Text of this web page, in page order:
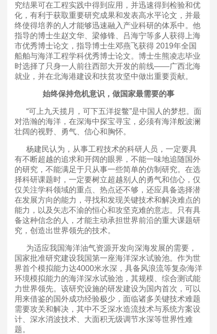
究结果可在工程实践中得到应用，并迅速得到检验和优
化，有利于获取重要研究成果和发表高水平论文，并最
终使得培养的人才能够迅速融入产业科研的体系中。他
指导的博士生赵文华、梁修锋、吕海宁等多人获得上海
市优秀博士论文，指导博士生邓燕飞获得 2019年全国
船舶与海洋工程学科优秀博士论文。博士生熊凌志毕业
时选择了只身一人前往西部大开发的前线——广西北海
就业，并在北海港建设和扶贫攻坚中做出重要贡献。
始终保持危机意识，做国家最需要的事
“可上九天揽月，可下五洋捉鳖”是中国人的梦想。面
对浩瀚的海洋，在深海中探宝寻宝，必须有海洋般波澜
壮阔的视野、勇气、信心和胸怀。
杨建民认为，从事工程技术的科研人员，一定要具
有不断超越的追求和开阔的眼界，不能一味地追随国外
的研究，不能满足于只从事一些简单的仿制研究。在选
择科研课题时，一定要树立超越别人的勇气和信心，仅
仅关注学科领域的重点、热点还不够，还应具备选择潜
在发展方向的能力，寻找和发现关键技术和解决难点的
能力，以及矢志不渝的恒心和攻坚克难的意志。只有具
备这种信念的人，才能主动承担世界前沿的重大课题研
究，创造出世界领先的技术。
为适应我国海洋油气资源开发向深海发展的需要，
国家批准研究建设我国第一座海洋深水试验池。作为世
界首个模拟能力达4000米水深，具备风浪流等复杂海洋
环境模拟能力的海洋深水试验池，其规模、综合测试能
力世界领先。该研究设施的研发建设为国内首次，可以
用来借鉴的国外成功经验极少，面临诸多关键技术难题
需要攻关和解决，其中不乏深水造流技术与系统方案设
计、深水消波技术、大面积无级调节水深等世界性难
题。